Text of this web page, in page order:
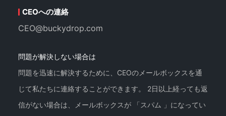
CEOへの連絡
CEO@buckydrop.com
問題が解決しない場合は
問題を迅速に解決するために、CEOのメールボックスを通
じて私たちに連絡することができます。 2日以上経っても返
信がない場合は、メールボックスが 「スパム 」になってい